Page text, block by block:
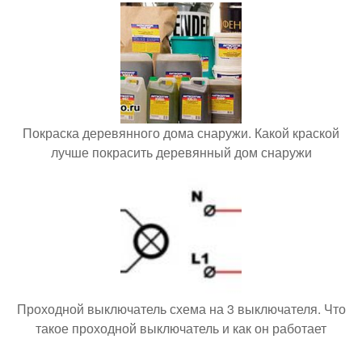
Покраска деревянного дома снаружи. Какой краской
лучше покрасить деревянный дом снаружи
Проходной выключатель схема на 3 выключателя. Что
такое проходной выключатель и как он работает